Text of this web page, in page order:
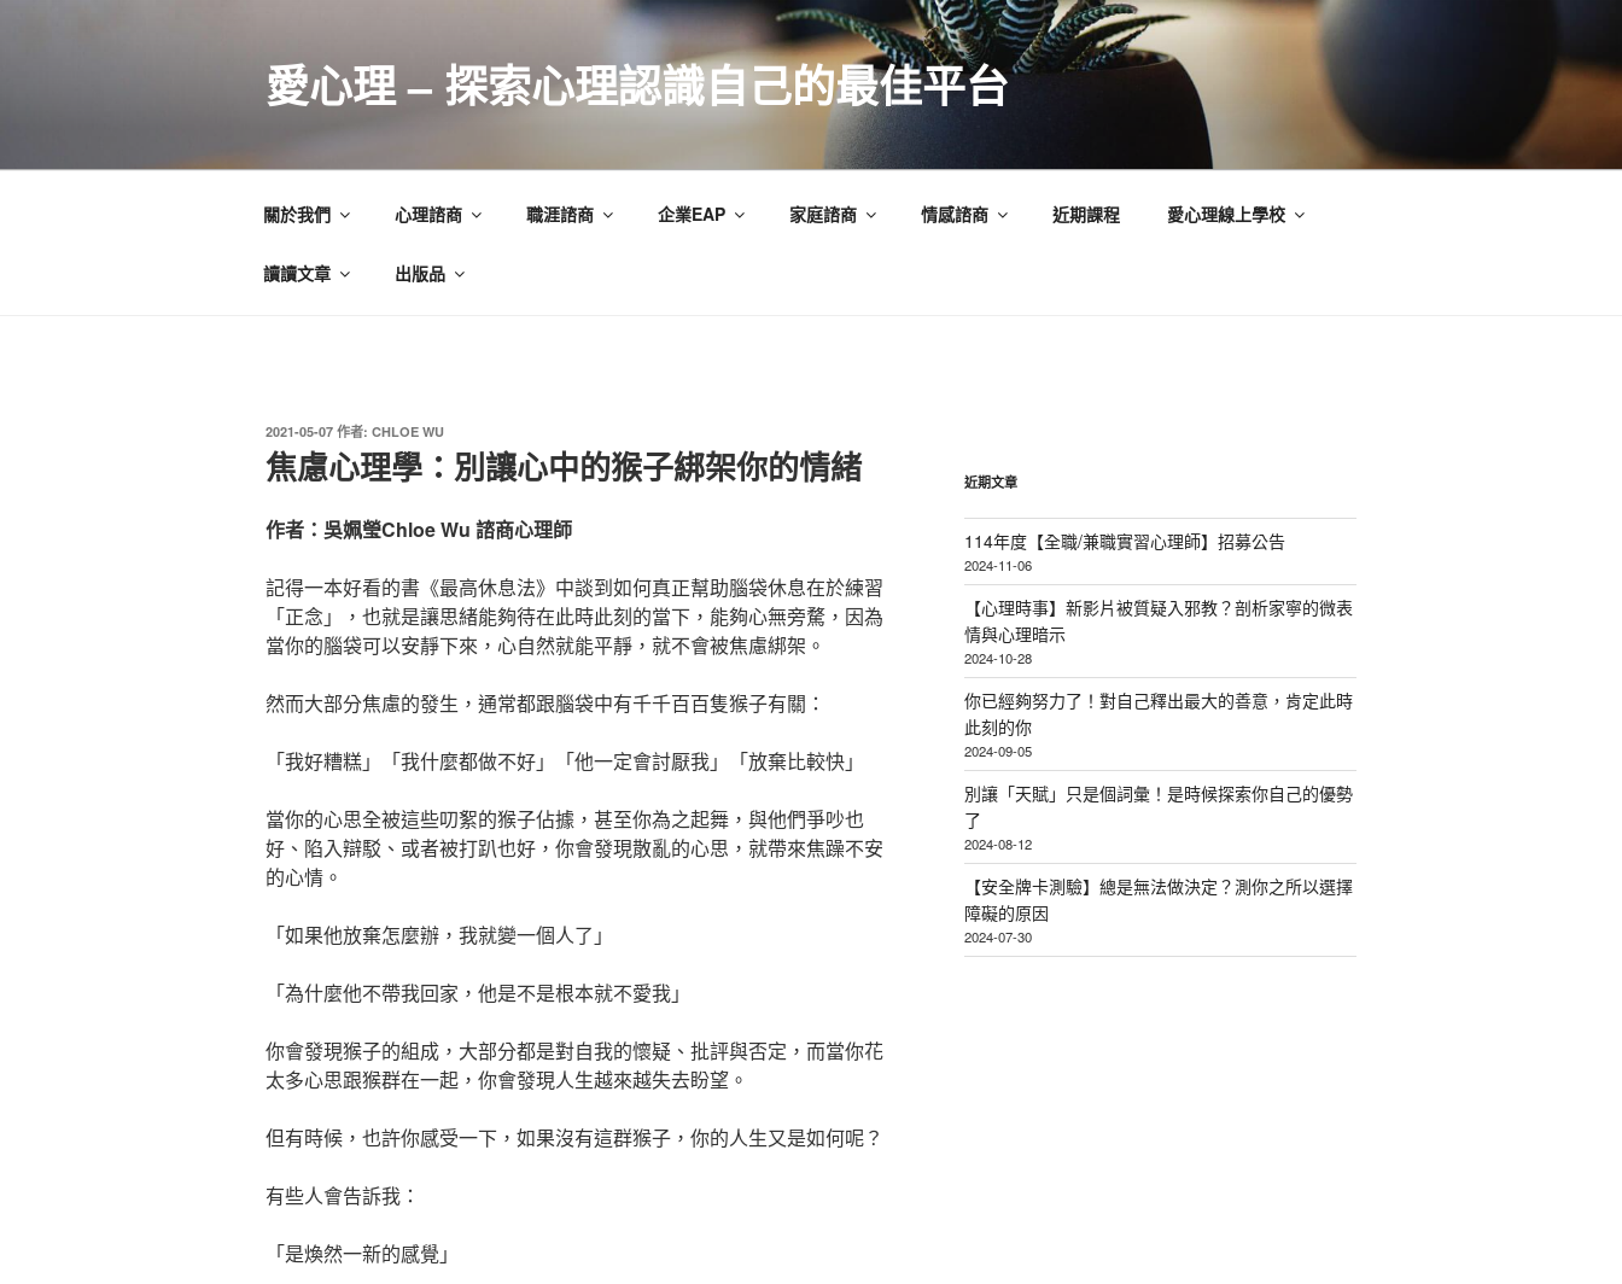
愛心理 – 探索心理認識自己的最佳平台
關於我們 心理諮商 職涯諮商 企業EAP 家庭諮商 情感諮商 近期課程 愛心理線上學校
讀讀文章 出版品
發
佈
於
2021-05-07 作者: CHLOE WU
焦慮心理學：別讓心中的猴子綁架你的情緒
作者：吳姵瑩Chloe Wu 諮商心理師
記得一本好看的書《最高休息法》中談到如何真正幫助腦袋休息在於練習
「正念」，也就是讓思緒能夠待在此時此刻的當下，能夠心無旁騖，因為
當你的腦袋可以安靜下來，心自然就能平靜，就不會被焦慮綁架。
然而大部分焦慮的發生，通常都跟腦袋中有千千百百隻猴子有關：
「我好糟糕」「我什麼都做不好」「他一定會討厭我」「放棄比較快」
當你的心思全被這些叨絮的猴子佔據，甚至你為之起舞，與他們爭吵也
好、陷入辯駁、或者被打趴也好，你會發現散亂的心思，就帶來焦躁不安
的心情。
「如果他放棄怎麼辦，我就變一個人了」
「為什麼他不帶我回家，他是不是根本就不愛我」
你會發現猴子的組成，大部分都是對自我的懷疑、批評與否定，而當你花
太多心思跟猴群在一起，你會發現人生越來越失去盼望。
但有時候，也許你感受一下，如果沒有這群猴子，你的人生又是如何呢？
有些人會告訴我：
「是煥然一新的感覺」
近期文章
114年度【全職/兼職實習心理師】招募公告
2024-11-06
【心理時事】新影片被質疑入邪教？剖析家寧的微表
情與心理暗示
2024-10-28
你已經夠努力了！對自己釋出最大的善意，肯定此時
此刻的你
2024-09-05
別讓「天賦」只是個詞彙！是時候探索你自己的優勢
了
2024-08-12
【安全牌卡測驗】總是無法做決定？測你之所以選擇
障礙的原因
2024-07-30